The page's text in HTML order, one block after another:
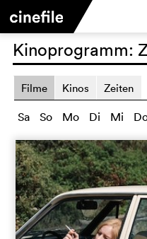
Kinoprogramm:
Filme Kinos Zeiten
Sa So Mo Di Mi